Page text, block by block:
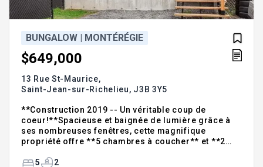
BUNGALOW | MONTÉRÉGIE
$649,000
13 Rue St-Maurice,
Saint-Jean-sur-Richelieu, J3B 3Y5
**Construction 2019 -- Un véritable coup de
coeur!**Spacieuse et baignée de lumière grâce à
ses nombreuses fenêtres, cette magnifique
propriété offre **5 chambres à coucher** et **2
famille** ou un projet
5 2